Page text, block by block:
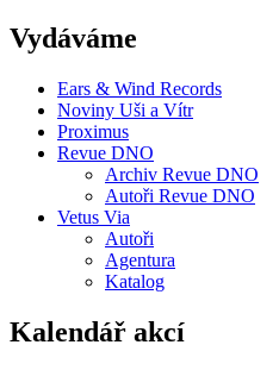
Vydáváme
Ears & Wind Records
Noviny Uši a Vítr
Proximus
Revue DNO
Archiv Revue DNO
Autoři Revue DNO
Vetus Via
Autoři
Agentura
Katalog
Kalendář akcí